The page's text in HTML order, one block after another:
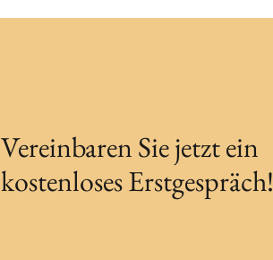
Vereinbaren Sie jetzt ein
kostenloses Erstgespräch!